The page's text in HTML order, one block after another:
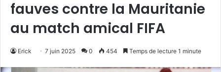
fauves contre la Mauritanie
au match amical FIFA
Erick 7 juin 2025 0 454 Temps de lecture 1 minute